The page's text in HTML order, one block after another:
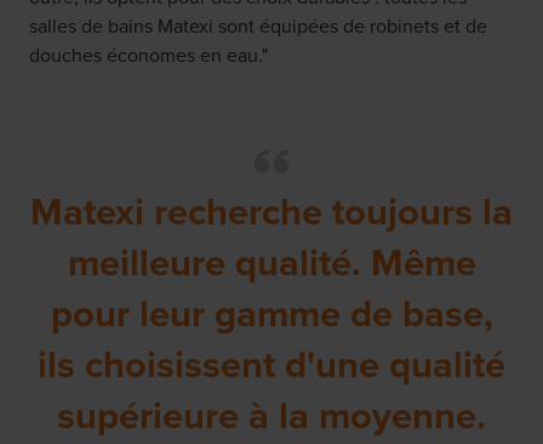
salles de bains Matexi sont équipées de robinets et de
douches économes en eau."
Matexi recherche toujours la
meilleure qualité. Même
pour leur gamme de base,
ils choisissent d'une qualité
supérieure à la moyenne.